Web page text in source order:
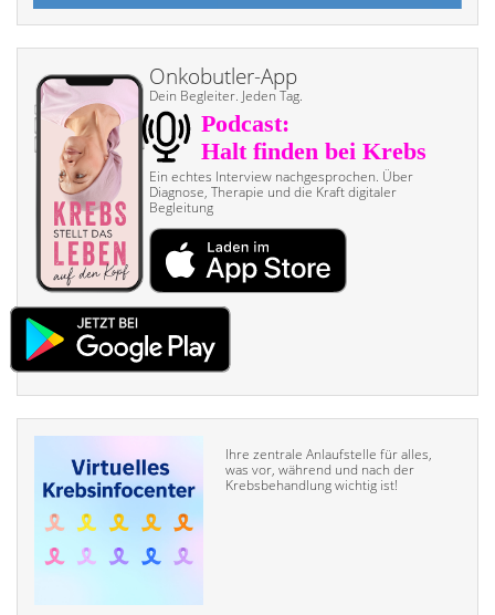
Onkobutler-App
Dein Begleiter. Jeden Tag.
Ein echtes Interview nach­gesprochen. Über
Diagnose, Therapie und die Kraft digitaler
Begleitung
Ihre zentrale Anlaufstelle für alles,
was vor, während und nach der
Krebsbehandlung wichtig ist!